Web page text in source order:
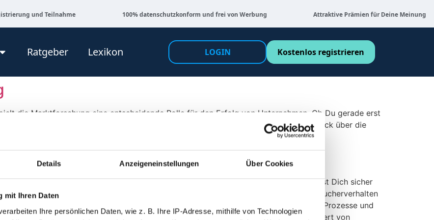
Details Anzeigeneinstellungen Über Cookies
mit Ihren Daten
Ihre persönlichen Daten, wie z. B. Ihre IP-Adresse, mithilfe von Technologien
und Teilnahme 100% datenschutzkonform und frei von Werbung Attraktive Prämien für Deine Meinung
Ratgeber Lexikon LOGIN Kostenlos registrieren
die Marktforschung eine entscheidende Rolle für den Erfolg von Unternehmen. Ob Du gerade erst
möchtest, dieser Leitfaden von horizoom bietet Dir einen konzentrierten Überblick über die
die immense Bedeutung für Unternehmen und Konsumenten.
Entscheidungsfindungen in Unternehmen, Wissenschaft und Marktforschung. Du hast Dich sicher
Informationen zu erfassen, die notwendig sind, um Trends zu analysieren, Verbraucherverhalten
Die Kunst und Wissenschaft der Datenerhebung steht im Mittelpunkt dieser Prozesse und
zu erhalten, die zunehmend von Daten angetrieben wird. In diesem Beitrag, präsentiert von